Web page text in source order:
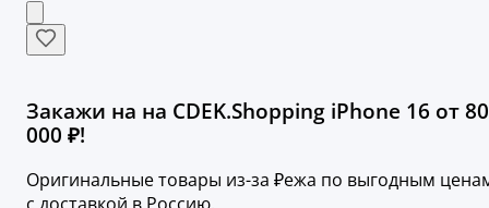
Закажи на на CDEK.Shopping iPhone 16 от 80
000 ₽!
Оригинальные товары из-за ₽ежа по выгодным